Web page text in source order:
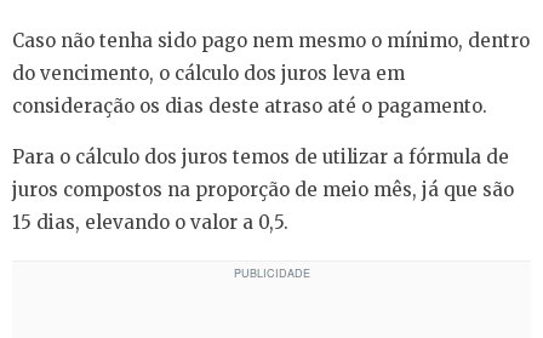
Caso não tenha sido pago nem mesmo o mínimo, dentro
do vencimento, o cálculo dos juros leva em
consideração os dias deste atraso até o pagamento.
Para o cálculo dos juros temos de utilizar a fórmula de
juros compostos na proporção de meio mês, já que são
15 dias, elevando o valor a 0,5.